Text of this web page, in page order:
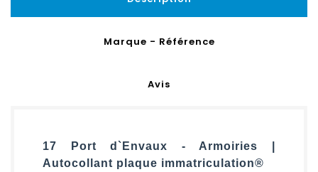
Marque - Référence
Avis
17 Port d`Envaux - Armoiries |
Autocollant plaque immatriculation®